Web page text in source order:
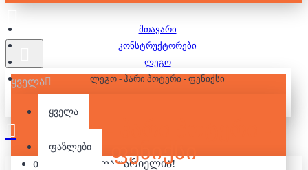
ყველა
ყველა
ფაზლები
თქვენი კალათა ცარიელია!
მთავარი
კონსტრუქტორები
ლეგო
ლეგო - ჰარი პოტერი - ფენიქსი
ᲚᲔᲒᲝ - ᲰᲐᲠᲘ ᲞᲝᲢᲔᲠᲘ -
ᲤᲔᲜᲘᲥᲡᲘ